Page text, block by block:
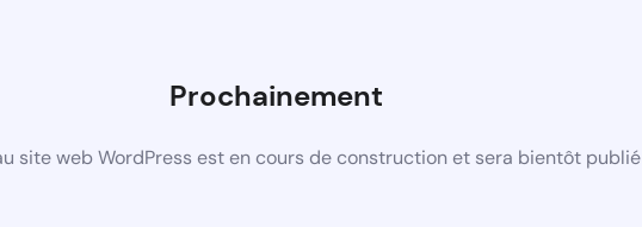
Prochainement
site web WordPress est en cours de construction et sera bientôt publié